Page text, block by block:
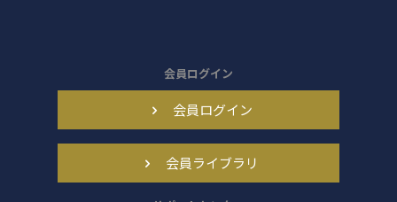
会員ログイン
会員ログイン
会員ライブラリ